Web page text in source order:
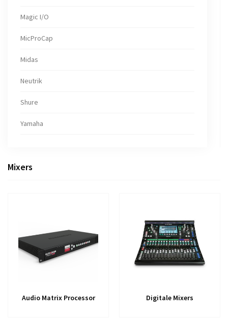
Magic I/O
MicProCap
Midas
Neutrik
Shure
Yamaha
Mixers
Audio Matrix Processor Digitale Mixers